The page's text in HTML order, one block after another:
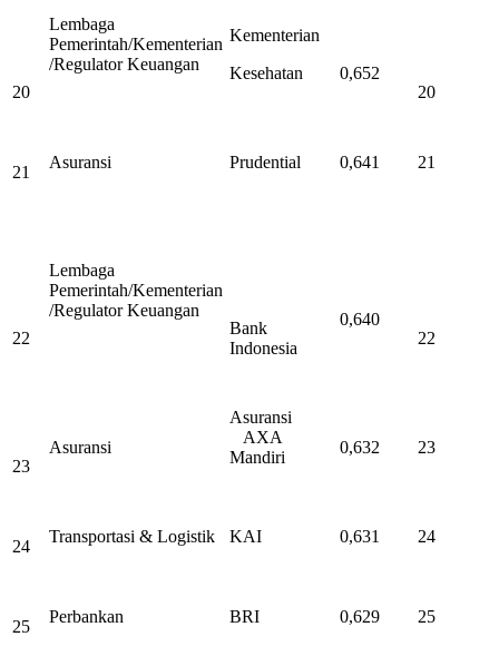
20
Lembaga
Pemerintah/Kementerian
/Regulator Keuangan
Kementerian
Kesehatan
0,652
20
21
Asuransi Prudential 0,641 21
22
Lembaga
Pemerintah/Kementerian
/Regulator Keuangan
Bank
Indonesia
0,640
22
23
Asuransi
Asuransi
AXA
Mandiri
0,632 23
24
Transportasi & Logistik KAI 0,631 24
25
Perbankan BRI 0,629 25